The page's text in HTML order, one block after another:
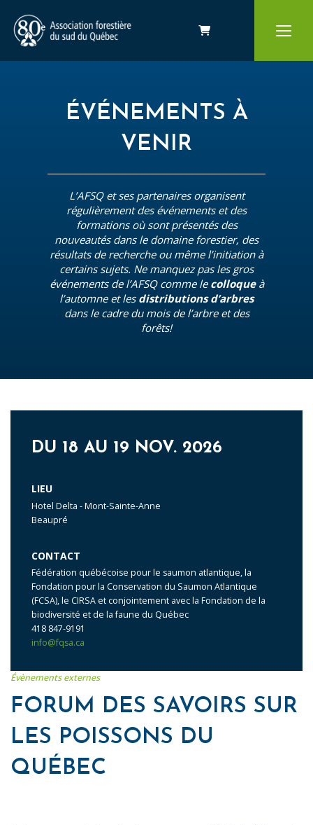
Panier
ÉVÉNEMENTS À
VENIR
L’AFSQ et ses partenaires organisent
régulièrement des événements et des
formations où sont présentés des
nouveautés dans le domaine forestier, des
résultats de recherche ou même l’initiation à
certains sujets. Ne manquez pas les gros
événements de l’AFSQ comme le colloqueà
l’automne et les distributions d’arbres
dans le cadre du mois de l’arbre et des
forêts!
DU 18 AU 19 NOV. 2026
LIEU
Hotel Delta - Mont-Sainte-Anne
Beaupré
CONTACT
Fédération québécoise pour le saumon atlantique, la
Fondation pour la Conservation du Saumon Atlantique
(FCSA), le CIRSA et conjointement avec la Fondation de la
biodiversité et de la faune du Québec
418 847-9191
info@fqsa.ca
Évènements externes
FORUM DES SAVOIRS SUR
LES POISSONS DU
QUÉBEC